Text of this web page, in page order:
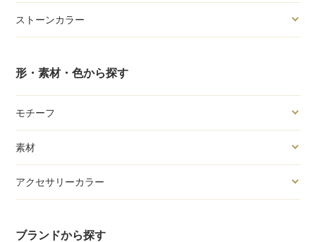
ストーンカラー
形・素材・色から探す
モチーフ
素材
アクセサリーカラー
ブランドから探す